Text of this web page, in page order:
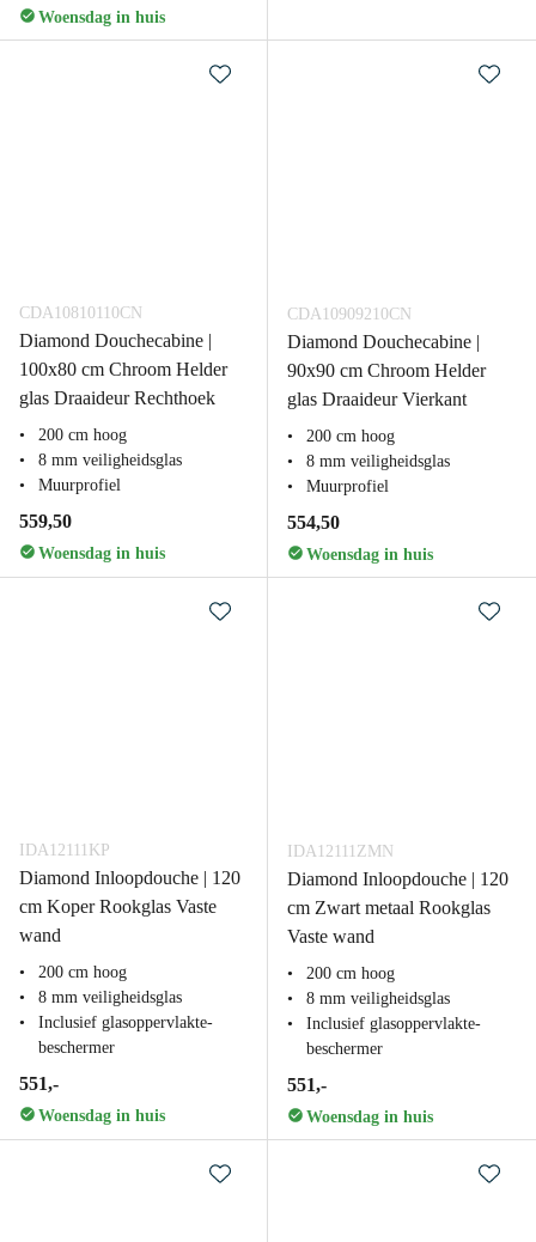
Woensdag in huis
CDA10810110CN
Diamond Douchecabine |
100x80 cm Chroom Helder
glas Draaideur Rechthoek
200 cm hoog
8 mm veiligheidsglas
Muurprofiel
559,50
Woensdag in huis
CDA10909210CN
Diamond Douchecabine |
90x90 cm Chroom Helder
glas Draaideur Vierkant
200 cm hoog
8 mm veiligheidsglas
Muurprofiel
554,50
Woensdag in huis
IDA12111KP
Diamond Inloopdouche | 120
cm Koper Rookglas Vaste
wand
200 cm hoog
8 mm veiligheidsglas
Inclusief glasoppervlakte-
beschermer
551,-
Woensdag in huis
IDA12111ZMN
Diamond Inloopdouche | 120
cm Zwart metaal Rookglas
Vaste wand
200 cm hoog
8 mm veiligheidsglas
Inclusief glasoppervlakte-
beschermer
551,-
Woensdag in huis